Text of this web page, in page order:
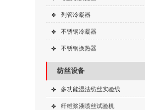
列管冷凝器
不锈钢冷凝器
不锈钢换热器
纺丝设备
多功能湿法纺丝实验线
纤维浆液喷丝试验机